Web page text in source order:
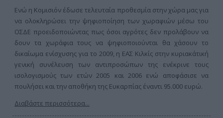
Ενώ η Κομισιόν έδωσε τελευταία προθεσμία στην χώρα μας για
να ολοκληρώσει την ψηφιοποίηση των χωραφιών μέσω του
ΟΣΔΕ προειδοποιώντας πως όσοι αγρότες δεν προλάβουν να
δουν τα χωράφια τους να ψηφιοποιούνται θα χάσουν το
δικαίωμα ενίσχυσης για το 2009, η ΕΑΣ Κιλκίς στην κυριακάτική
γενική συνέλευση των αντιπροσώπων της ενέκρινε τους
ισολογισμούς των ετών 2005 και 2006 ενώ αποφάσισε να
πουλήσει και την αποθήκη της Ευκαρπίας έναντι 95.000 ευρώ.
Διαβάστε περισσότερα...